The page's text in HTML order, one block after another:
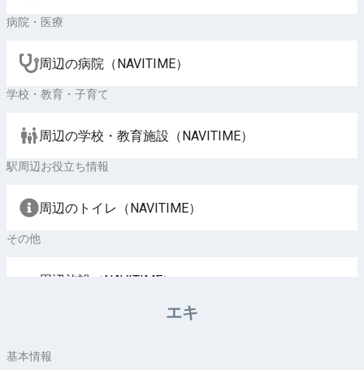
病院・医療
周辺の病院（NAVITIME）
学校・教育・子育て
周辺の学校・教育施設（NAVITIME）
駅周辺お役立ち情報
周辺のトイレ（NAVITIME）
その他
周辺施設（NAVITIME）
エキ
基本情報